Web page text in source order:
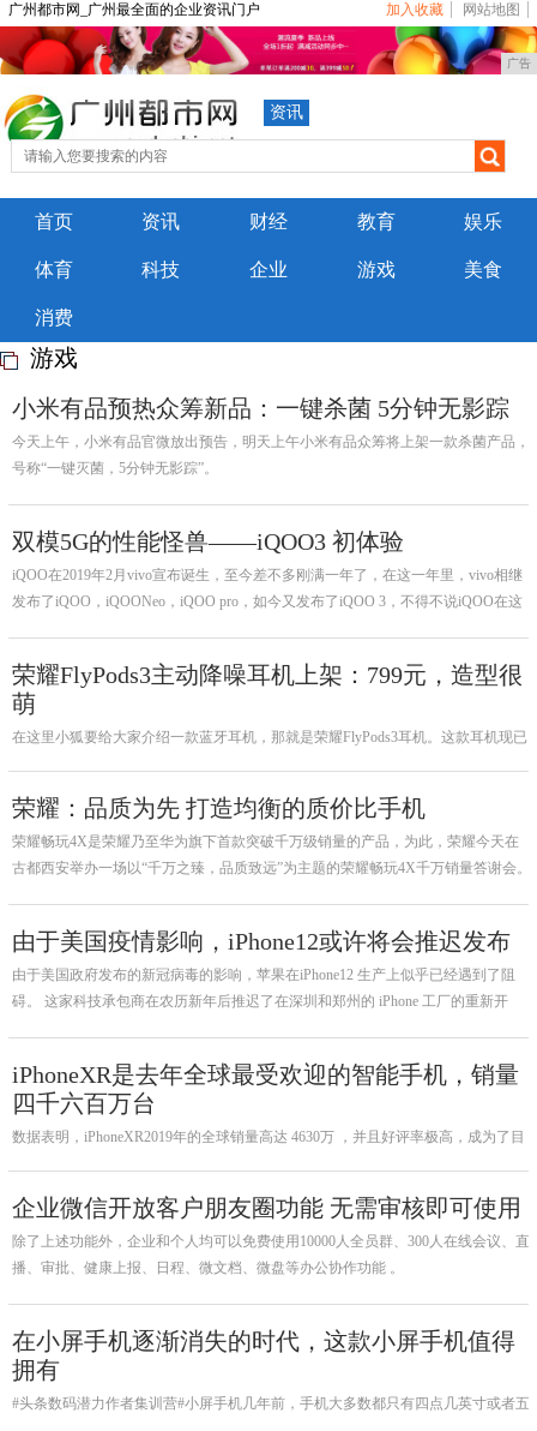
广州都市网_广州最全面的企业资讯门户 加入收藏 网站地图
广告
资讯
首页 资讯 财经 教育 娱乐
体育 科技 企业 游戏 美食
消费
游戏
小米有品预热众筹新品：一键杀菌 5分钟无影踪
今天上午，小米有品官微放出预告，明天上午小米有品众筹将上架一款杀菌产品，
号称“一键灭菌，5分钟无影踪”。
双模5G的性能怪兽——iQOO3 初体验
iQOO在2019年2月vivo宣布诞生，至今差不多刚满一年了，在这一年里，vivo相继
发布了iQOO，iQOONeo，iQOO pro，如今又发布了iQOO 3，不得不说iQOO在这
荣耀FlyPods3主动降噪耳机上架：799元，造型很
萌
在这里小狐要给大家介绍一款蓝牙耳机，那就是荣耀FlyPods3耳机。这款耳机现已
荣耀：品质为先 打造均衡的质价比手机
荣耀畅玩4X是荣耀乃至华为旗下首款突破千万级销量的产品，为此，荣耀今天在
古都西安举办一场以“千万之臻，品质致远”为主题的荣耀畅玩4X千万销量答谢会。
由于美国疫情影响，iPhone12或许将会推迟发布
由于美国政府发布的新冠病毒的影响，苹果在iPhone12 生产上似乎已经遇到了阻
碍。 这家科技承包商在农历新年后推迟了在深圳和郑州的 iPhone 工厂的重新开
iPhoneXR是去年全球最受欢迎的智能手机，销量
四千六百万台
数据表明，iPhoneXR2019年的全球销量高达 4630万 ，并且好评率极高，成为了目
企业微信开放客户朋友圈功能 无需审核即可使用
除了上述功能外，企业和个人均可以免费使用10000人全员群、300人在线会议、直
播、审批、健康上报、日程、微文档、微盘等办公协作功能 。
在小屏手机逐渐消失的时代，这款小屏手机值得
拥有
#头条数码潜力作者集训营#小屏手机几年前，手机大多数都只有四点几英寸或者五